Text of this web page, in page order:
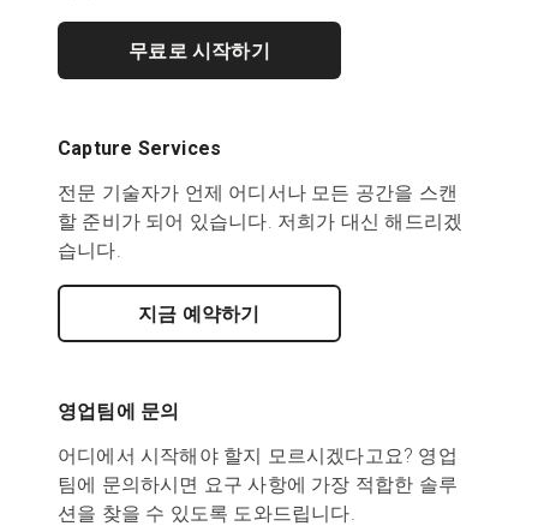
무료로 시작하기
Capture Services
전문 기술자가 언제 어디서나 모든 공간을 스캔
할 준비가 되어 있습니다. 저희가 대신 해드리겠
습니다.
지금 예약하기
영업팀에 문의
어디에서 시작해야 할지 모르시겠다고요? 영업
팀에 문의하시면 요구 사항에 가장 적합한 솔루
션을 찾을 수 있도록 도와드립니다.